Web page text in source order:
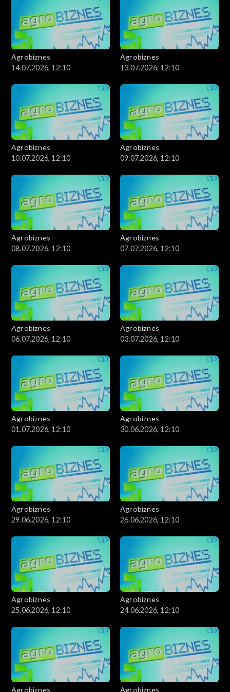
Agrobiznes
14.07.2026, 12:10
Agrobiznes
13.07.2026, 12:10
Agrobiznes
10.07.2026, 12:10
Agrobiznes
09.07.2026, 12:10
Agrobiznes
08.07.2026, 12:10
Agrobiznes
07.07.2026, 12:10
Agrobiznes
06.07.2026, 12:10
Agrobiznes
03.07.2026, 12:10
Agrobiznes
01.07.2026, 12:10
Agrobiznes
30.06.2026, 12:10
Agrobiznes
29.06.2026, 12:10
Agrobiznes
26.06.2026, 12:10
Agrobiznes
25.06.2026, 12:10
Agrobiznes
24.06.2026, 12:10
Agrobiznes Agrobiznes